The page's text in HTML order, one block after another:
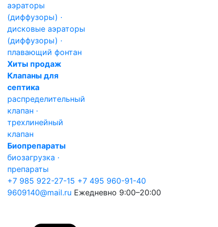
аэраторы
(диффузоры) ·
дисковые аэраторы
(диффузоры) ·
плавающий фонтан
Хиты продаж
Клапаны для
септика
распределительный
клапан ·
трехлинейный
клапан
Биопрепараты
биозагрузка ·
препараты
+7 985 922-27-15 +7 495 960-91-40
9609140@mail.ru Ежедневно 9:00–20:00